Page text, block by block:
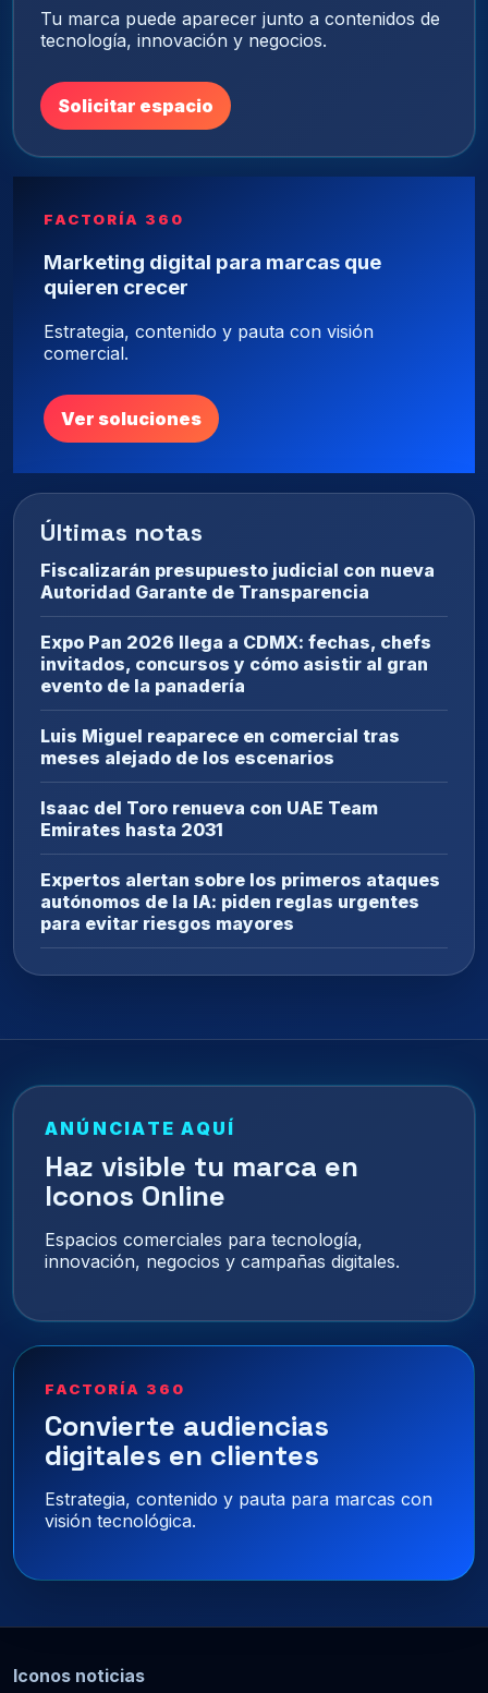
Tu marca puede aparecer junto a contenidos de
tecnología, innovación y negocios.
Solicitar espacio
FACTORÍA 360
Marketing digital para marcas que
quieren crecer
Estrategia, contenido y pauta con visión
comercial.
Ver soluciones
Últimas notas
Fiscalizarán presupuesto judicial con nueva
Autoridad Garante de Transparencia
Expo Pan 2026 llega a CDMX: fechas, chefs
invitados, concursos y cómo asistir al gran
evento de la panadería
Luis Miguel reaparece en comercial tras
meses alejado de los escenarios
Isaac del Toro renueva con UAE Team
Emirates hasta 2031
Expertos alertan sobre los primeros ataques
autónomos de la IA: piden reglas urgentes
para evitar riesgos mayores
ANÚNCIATE AQUÍ
Haz visible tu marca en
Iconos Online
Espacios comerciales para tecnología,
innovación, negocios y campañas digitales.
FACTORÍA 360
Convierte audiencias
digitales en clientes
Estrategia, contenido y pauta para marcas con
visión tecnológica.
Iconos noticias